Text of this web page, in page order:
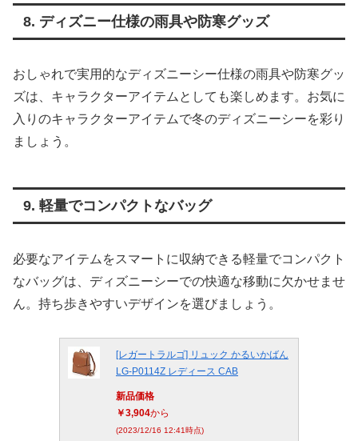
8. ディズニー仕様の雨具や防寒グッズ
おしゃれで実用的なディズニーシー仕様の雨具や防寒グッ
ズは、キャラクターアイテムとしても楽しめます。お気に
入りのキャラクターアイテムで冬のディズニーシーを彩り
ましょう。
9. 軽量でコンパクトなバッグ
必要なアイテムをスマートに収納できる軽量でコンパクト
なバッグは、ディズニーシーでの快適な移動に欠かせませ
ん。持ち歩きやすいデザインを選びましょう。
[レガートラルゴ] リュック かるいかばん
LG-P0114Z レディース CAB
新品価格
￥3,904から
(2023/12/16 12:41時点)